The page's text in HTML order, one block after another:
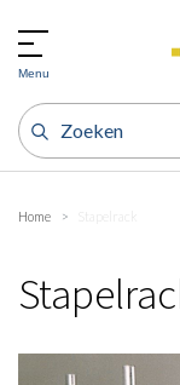
Menu
Home